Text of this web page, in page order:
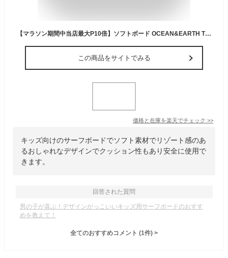
【マラソン期間中当店最大P10倍】ソフトボード OCEAN&EARTH THE BUG SOFT TWIN 5'2｜FREAKS 子供用 サーフボード サーフィン KIDS用 スポンジボード
この商品をサイトでみる
価格と在庫を楽天でチェック >>
キッズ向けのサーフボードでソフト素材でリゾート感のあ
るおしゃれなデザインでクッション性もあり安全に使用で
きます。
回答された質問
男の子が喜ぶ！デザインがっこいいキッズ用サーフボードのおすす
めを教えて！
全てのおすすめコメント (1件) >